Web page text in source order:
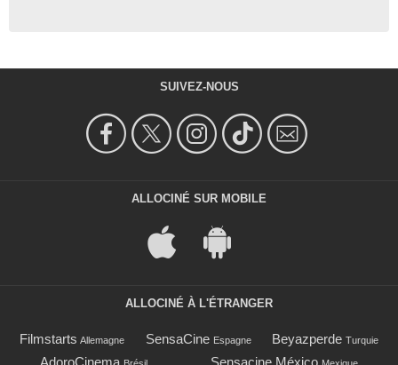
SUIVEZ-NOUS
ALLOCINÉ SUR MOBILE
ALLOCINÉ À L'ÉTRANGER
Filmstarts Allemagne SensaCine Espagne Beyazperde Turquie
AdoroCinema Sensacine México